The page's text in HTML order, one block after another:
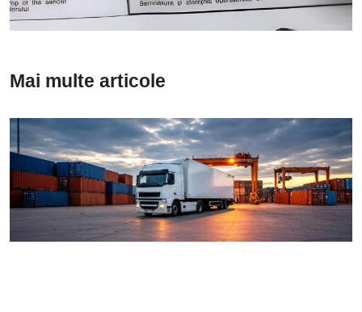
Mai multe articole